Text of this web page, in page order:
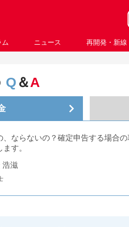
ム ニュース 再開発・新線
Q＆A
、ならないの？確定申告する場合
す。
浩滋